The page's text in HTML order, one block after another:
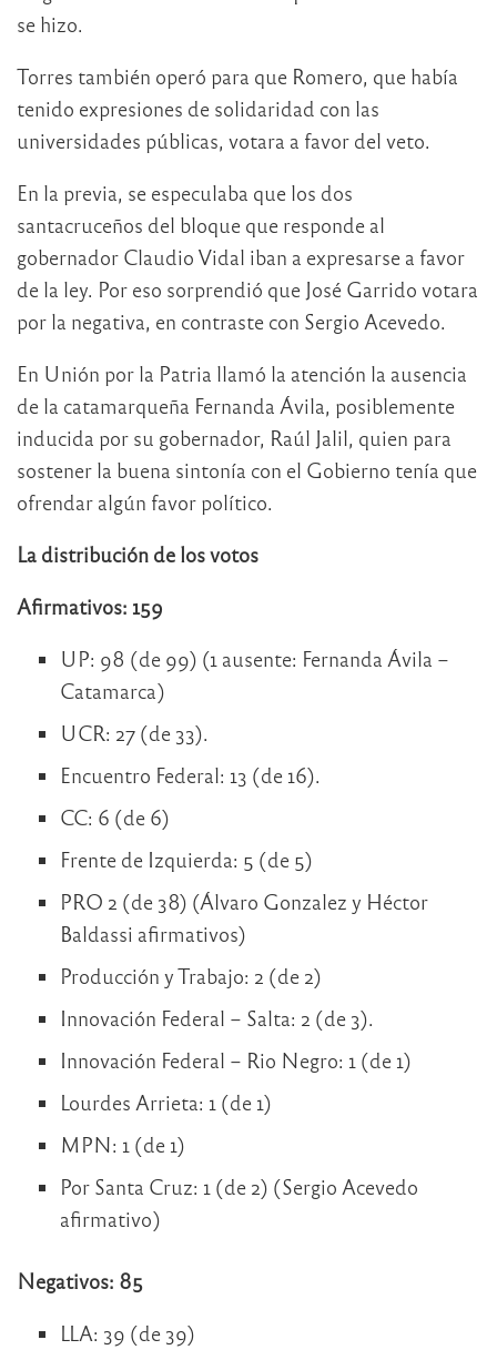
se hizo.
Torres también operó para que Romero, que había
tenido expresiones de solidaridad con las
universidades públicas, votara a favor del veto.
En la previa, se especulaba que los dos
santacruceños del bloque que responde al
gobernador Claudio Vidal iban a expresarse a favor
de la ley. Por eso sorprendió que José Garrido votara
por la negativa, en contraste con Sergio Acevedo.
En Unión por la Patria llamó la atención la ausencia
de la catamarqueña Fernanda Ávila, posiblemente
inducida por su gobernador, Raúl Jalil, quien para
sostener la buena sintonía con el Gobierno tenía que
ofrendar algún favor político.
La distribución de los votos
Afirmativos: 159
UP: 98 (de 99) (1 ausente: Fernanda Ávila –
Catamarca)
UCR: 27 (de 33).
Encuentro Federal: 13 (de 16).
CC: 6 (de 6)
Frente de Izquierda: 5 (de 5)
PRO 2 (de 38) (Álvaro Gonzalez y Héctor
Baldassi afirmativos)
Producción y Trabajo: 2 (de 2)
Innovación Federal – Salta: 2 (de 3).
Innovación Federal – Rio Negro: 1 (de 1)
Lourdes Arrieta: 1 (de 1)
MPN: 1 (de 1)
Por Santa Cruz: 1 (de 2) (Sergio Acevedo
afirmativo)
Negativos: 85
LLA: 39 (de 39)